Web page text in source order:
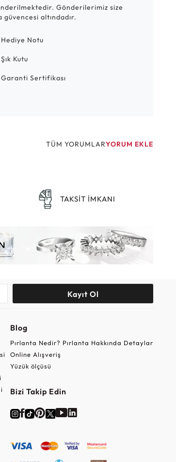
Gönderilerimiz size
altındadır.
Hediye Notu
Şık Kutu
Garanti Sertifikası
TÜM YORUMLARYORUM EKLE
TAKSİT İMKANI
Kayıt Ol
Blog
Pırlanta Nedir? Pırlanta Hakkında Detaylar
Online Alışveriş
Yüzük ölçüsü
Bizi Takip Edin